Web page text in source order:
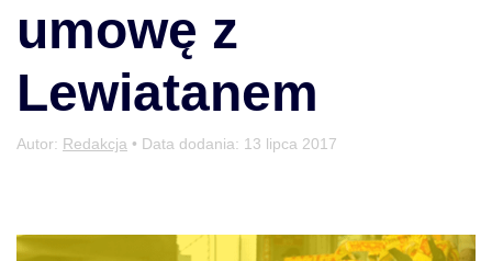
umowę z
Lewiatanem
Autor: Redakcja • Data dodania: 13 lipca 2017